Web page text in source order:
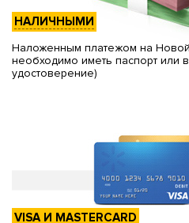
НАЛИЧНЫМИ
Наложенным платежом на
необходимо иметь паспорт или
удостоверение)
VISA И MASTERCARD